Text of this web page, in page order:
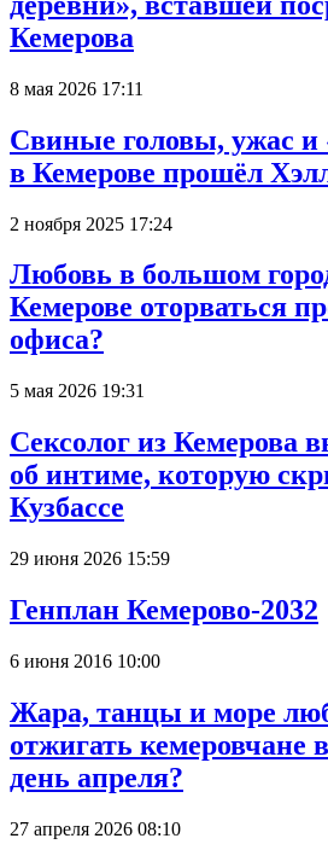
Кемерова
8 мая 2026 17:11
Свиные головы, ужас и
в Кемерове прошёл
2 ноября 2025 17:24
Любовь в большом
Кемерове оторваться
офиса?
5 мая 2026 19:31
Сексолог из Кемерова
об интиме, которую
Кузбассе
29 июня 2026 15:59
Генплан Кемерово-2032
6 июня 2016 10:00
Жара, танцы и море
отжигать кемеровчане
день апреля?
27 апреля 2026 08:10